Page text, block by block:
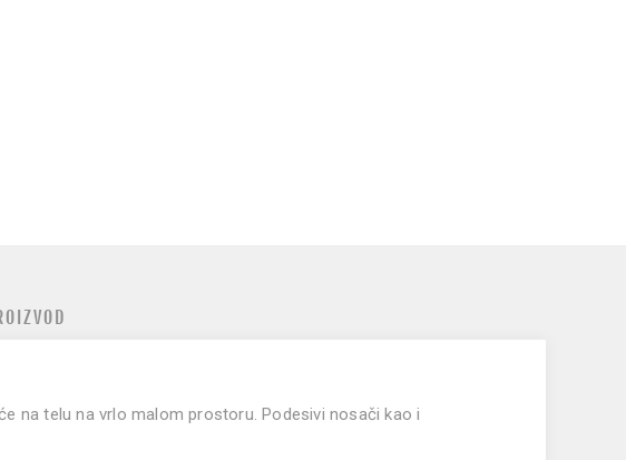
na telu na vrlo malom prostoru. Podesivi nosači kao i